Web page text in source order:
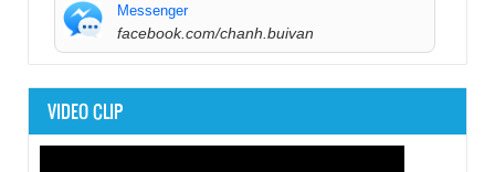
Messenger
facebook.com/chanh.buivan
VIDEO CLIP